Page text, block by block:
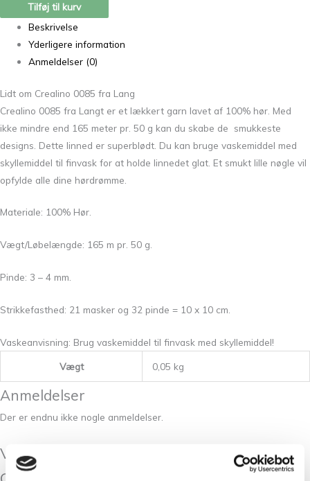
Tilføj til kurv
Beskrivelse
Yderligere information
Anmeldelser (0)
Lidt om Crealino 0085 fra Lang
Crealino 0085 fra Langt er et lækkert garn lavet af 100% hør. Med
ikke mindre end 165 meter pr. 50 g kan du skabe de smukkeste
designs. Dette linned er superblødt. Du kan bruge vaskemiddel med
skyllemiddel til finvask for at holde linnedet glat. Et smukt lille nøgle vil
opfylde alle dine hørdrømme.
Materiale: 100% Hør.
Vægt/Løbelængde: 165 m pr. 50 g.
Pinde: 3 – 4 mm.
Strikkefasthed: 21 masker og 32 pinde = 10 x 10 cm.
Vaskeanvisning: Brug vaskemiddel til finvask med skyllemiddel!
Vægt 0,05 kg
Anmeldelser
Der er endnu ikke nogle anmeldelser.
Vær den første til at anmelde “Lang